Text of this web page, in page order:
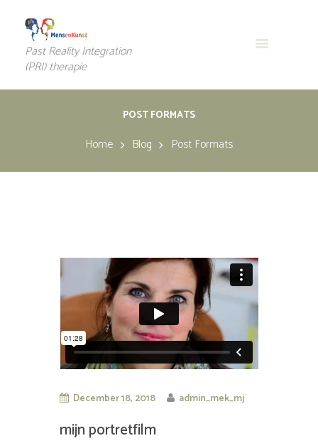
Past Reality Integration
(PRI) therapie
POST FORMATS
Home Blog Post Formats
December 18, 2018 admin_mek_mj
mijn portretfilm